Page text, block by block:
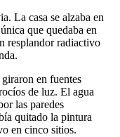
La casa se alzaba en
que quedaba en
resplandor radiactivo
en fuentes
de luz. El agua
las paredes
quitado la pintura
en cinco sitios.